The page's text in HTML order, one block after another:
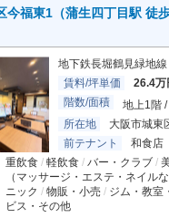
今福東1（蒲生四丁目駅 徒
地下鉄長堀鶴見緑地線
賃料/坪単価
26.4万
階数/面積
地上1階
所在地
大阪市城東
前テナント
和食店
重飲食 軽飲食 バー・クラブ
（マッサージ・エステ・ネイルな
ニック
物販・小売 ジム・教室
ビス・その他